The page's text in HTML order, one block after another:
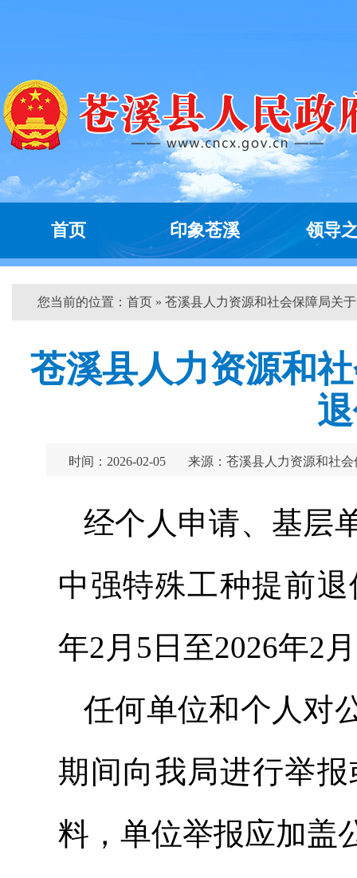
首页 印象苍溪 领导
您当前的位置： 首页 » 苍溪县人力资源和社会保障局关
苍溪县人力资源和
时间：2026-02-05 来源：苍溪县人力资源和社会
经个人申请、基层
中强特殊工种提前
年2月5日至2026年2
任何单位和个人对
期间向我局进行举
料，单位举报应加盖